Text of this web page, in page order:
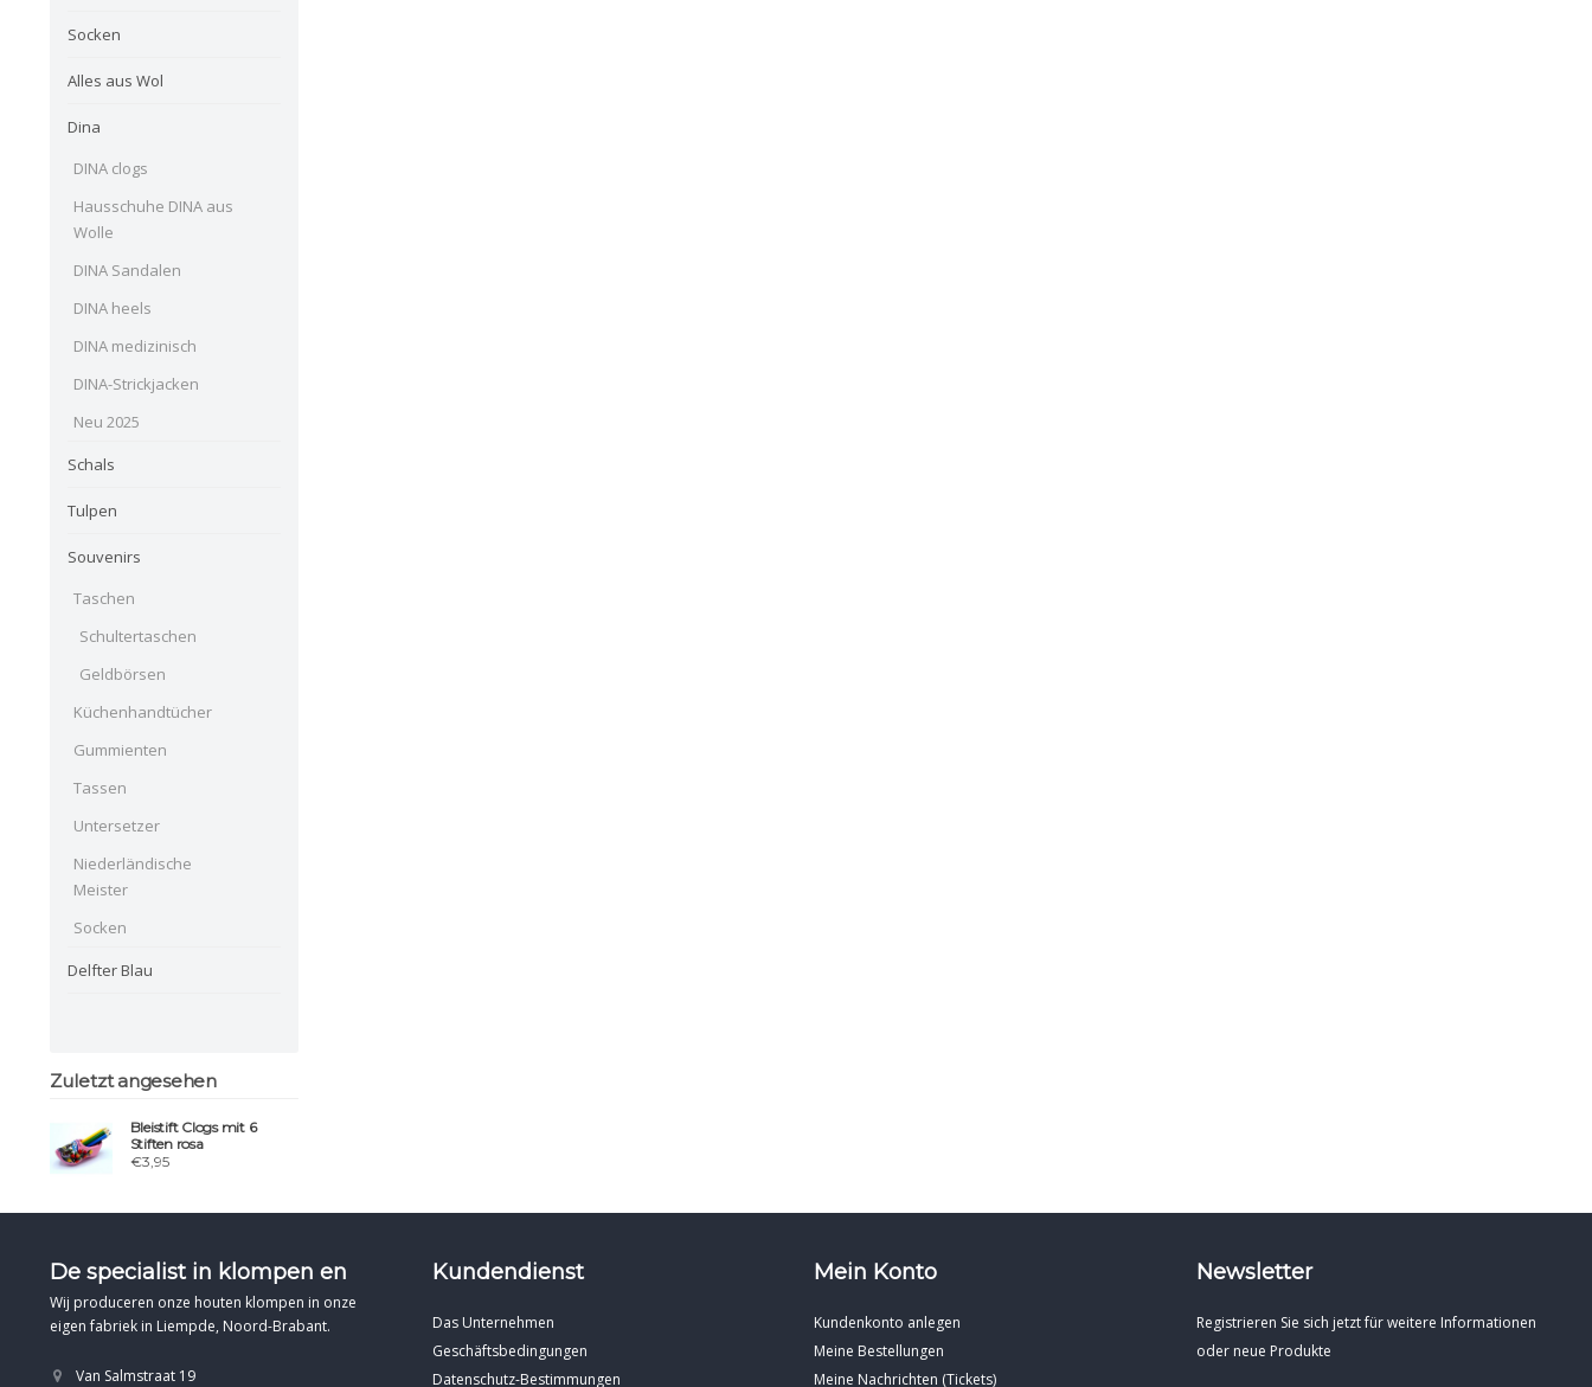
Socken
Alles aus Wol
Dina
DINA clogs
Hausschuhe DINA aus
Wolle
DINA Sandalen
DINA heels
DINA medizinisch
DINA-Strickjacken
Neu 2025
Schals
Tulpen
Souvenirs
Taschen
Schultertaschen
Geldbörsen
Küchenhandtücher
Gummienten
Tassen
Untersetzer
Niederländische
Meister
Socken
Delfter Blau
Zuletzt angesehen
Bleistift Clogs mit 6
Stiften rosa
€3,95
De specialist in klompen en
Wij produceren onze houten klompen in onze
eigen fabriek in Liempde, Noord-Brabant.
Van Salmstraat 19
Kundendienst
Das Unternehmen
Geschäftsbedingungen
Datenschutz-Bestimmungen
Mein Konto
Kundenkonto anlegen
Meine Bestellungen
Meine Nachrichten (Tickets)
Newsletter
Registrieren Sie sich jetzt für weitere Informationen
oder neue Produkte